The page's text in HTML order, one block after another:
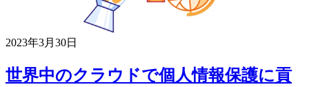
2023年3月30日
世界中のクラウドで個人情報保護に貢